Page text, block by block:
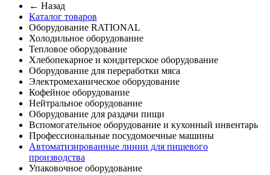
← Назад
Каталог товаров
Оборудование RATIONAL
Холодильное оборудование
Тепловое оборудование
Хлебопекарное и кондитерское оборудование
Оборудование для переработки мяса
Электромеханическое оборудование
Кофейное оборудование
Нейтральное оборудование
Оборудование для раздачи пищи
Вспомогательное оборудование и кухонный инвентарь
Профессиональные посудомоечные машины
Автоматизированные линии для пищевого
производства
Упаковочное оборудование